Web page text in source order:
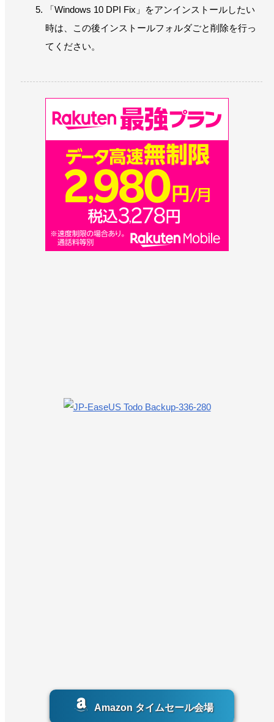
「Windows 10 DPI Fix」をアンインストールしたい
時は、この後インストールフォルダごと削除を行っ
てください。
Amazon タイムセール会場